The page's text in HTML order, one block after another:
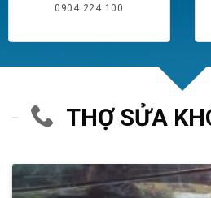
0904.224.100
THỢ SỬA